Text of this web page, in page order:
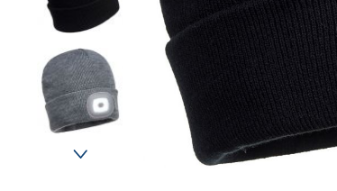
MACHINE
DE
NETTOYAGE
COLLECTE
DES
DÉCHETS
Portwest
CONTINUER
MA
COMMANDE